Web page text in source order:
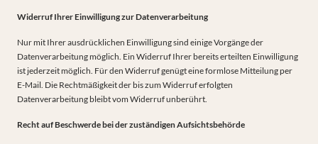
Widerruf Ihrer Einwilligung zur Datenverarbeitung
Nur mit Ihrer ausdrücklichen Einwilligung sind einige Vorgänge der
Datenverarbeitung möglich. Ein Widerruf Ihrer bereits erteilten Einwilligung
ist jederzeit möglich. Für den Widerruf genügt eine formlose Mitteilung per
E-Mail. Die Rechtmäßigkeit der bis zum Widerruf erfolgten
Datenverarbeitung bleibt vom Widerruf unberührt.
Recht auf Beschwerde bei der zuständigen Aufsichtsbehörde